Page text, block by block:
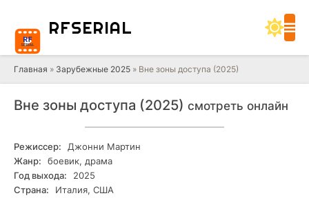
RFSERIAL
Главная » Зарубежные 2025 » Вне зоны доступа (2025)
Вне зоны доступа (2025) смотреть онлайн
Режиссер:
Джонни Мартин
Жанр:
боевик, драма
Год выхода:
2025
Страна:
Италия, США